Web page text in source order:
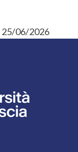
25/06/2026